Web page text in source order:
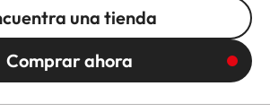
una tienda
Comprar ahora